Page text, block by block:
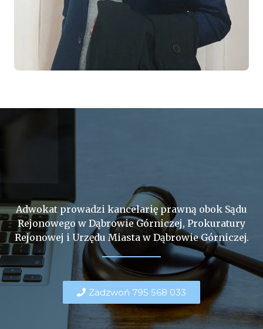
Adwokat prowadzi kancelarię prawną obok Sądu
Rejonowego w Dąbrowie Górniczej, Prokuratury
Rejonowej i Urzędu Miasta w Dąbrowie Górniczej.
Zadzwoń 795 568 033